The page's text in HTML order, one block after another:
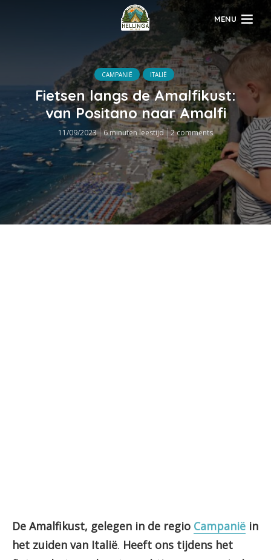
MENU
CAMPANIË ITALIË
Fietsen langs de Amalfikust:
van Positano naar Amalfi
11/09/2023 6 minuten leestijd 2 comments
De Amalfikust, gelegen in de regio Campanië in
het zuiden van Italië. Heeft ons tijdens het